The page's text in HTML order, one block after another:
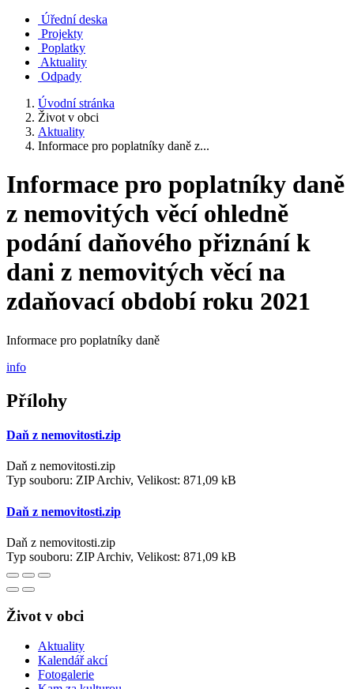
Úřední deska
Projekty
Poplatky
Aktuality
Odpady
Úvodní stránka
Život v obci
Aktuality
Informace pro poplatníky daně z...
Informace pro poplatníky daně
z nemovitých věcí ohledně
podání daňového přiznání k
dani z nemovitých věcí na
zdaňovací období roku 2021
Informace pro poplatníky daně
info
Přílohy
Daň z nemovitosti.zip
Daň z nemovitosti.zip
Typ souboru: ZIP Archiv, Velikost: 871,09 kB
Daň z nemovitosti.zip
Daň z nemovitosti.zip
Typ souboru: ZIP Archiv, Velikost: 871,09 kB
Život v obci
Aktuality
Kalendář akcí
Fotogalerie